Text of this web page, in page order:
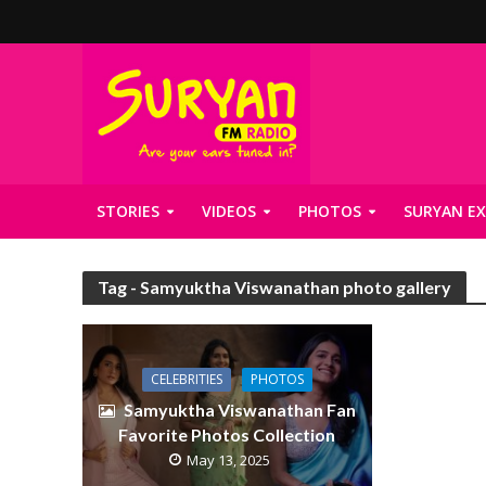
STORIES VIDEOS PHOTOS SURYAN
Tag - Samyuktha Viswanathan photo gallery
CELEBRITIES PHOTOS
Samyuktha Viswanathan Fan
Favorite Photos Collection
May 13, 2025